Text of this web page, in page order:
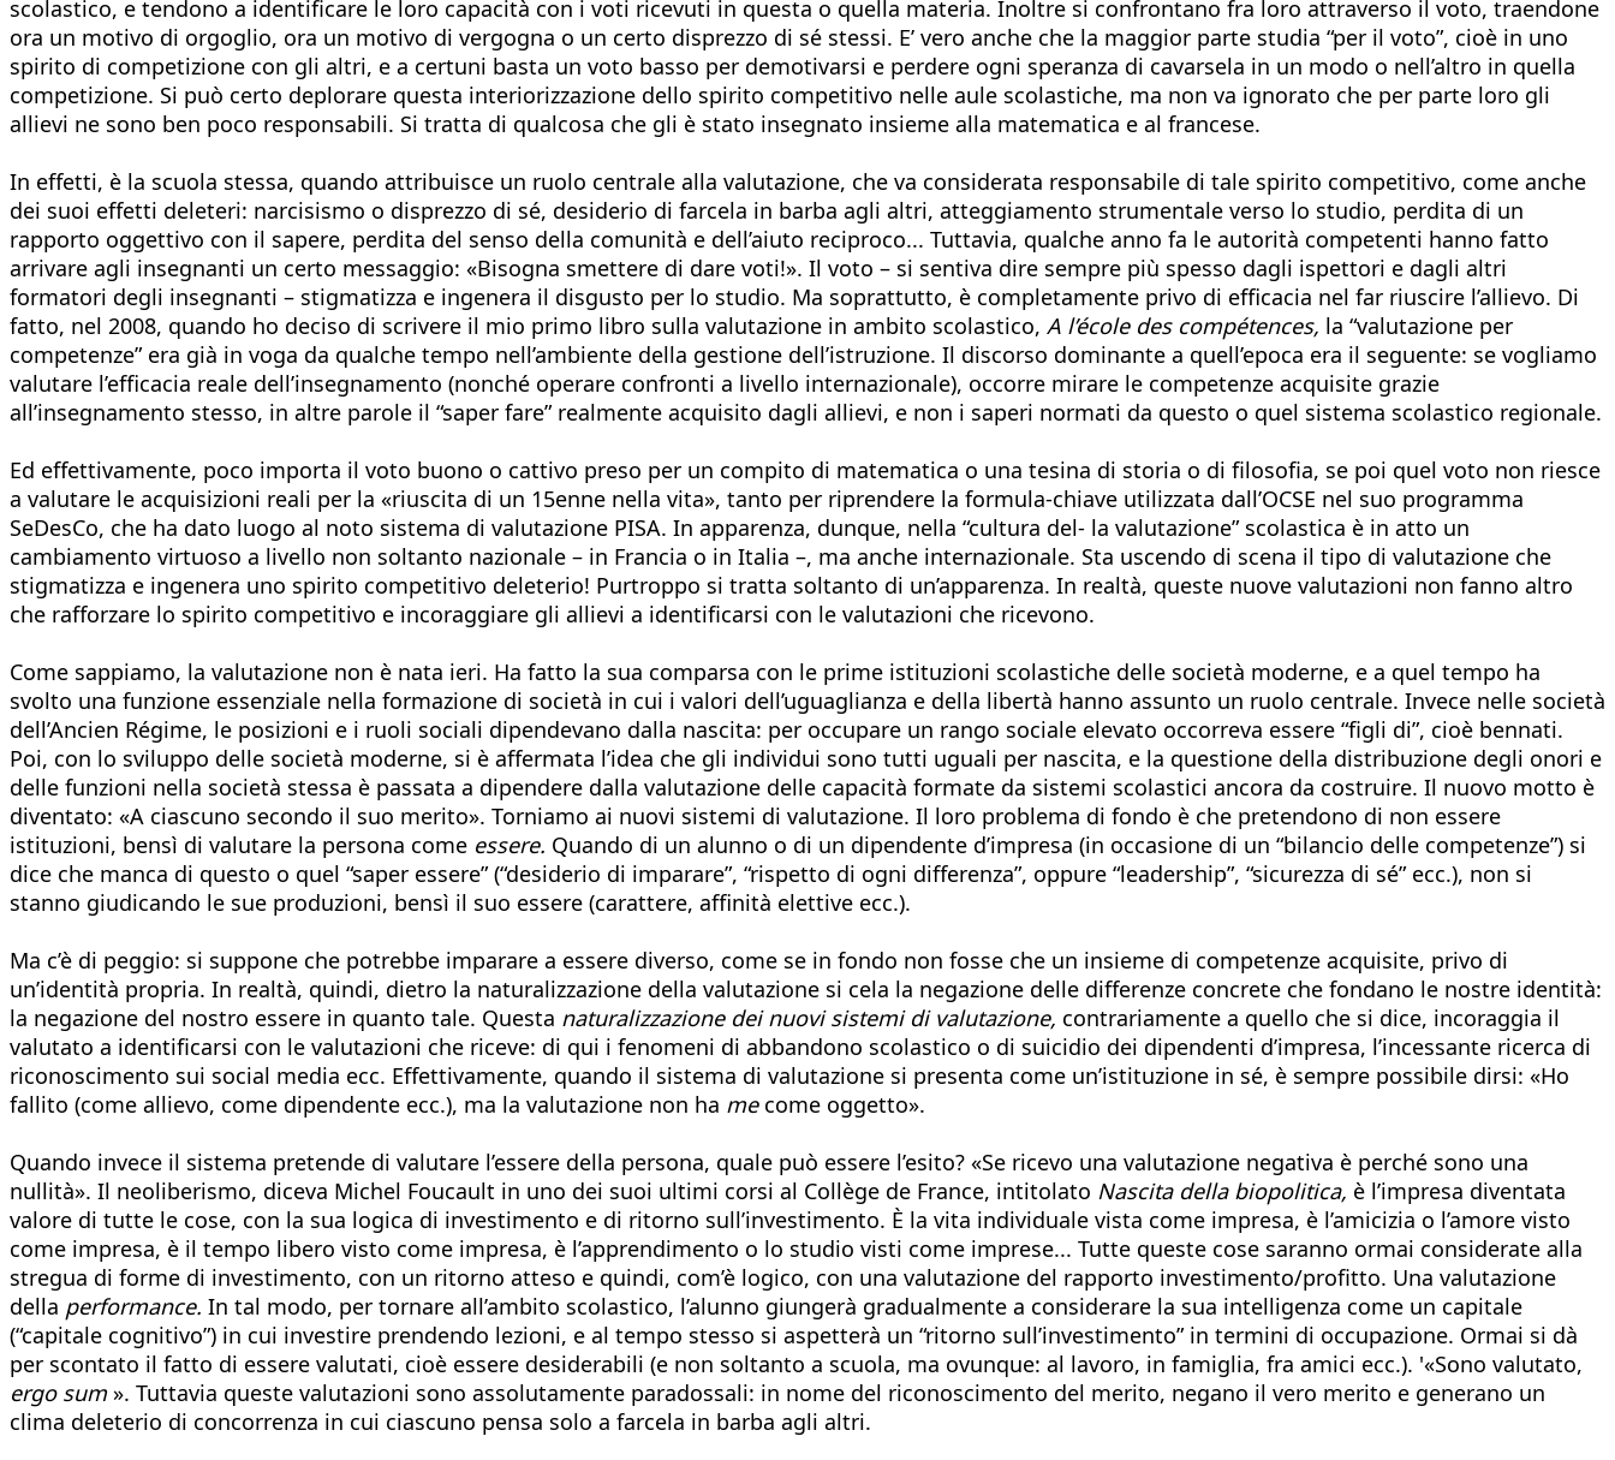
scolastico, e tendono a identificare le loro capacità con i voti ricevuti in questa o quella materia. Inoltre si confrontano fra loro attraverso il voto, traendone
ora un motivo di orgoglio, ora un motivo di vergogna o un certo disprezzo di sé stessi. E’ vero anche che la maggior parte studia “per il voto”, cioè in uno
spirito di competizione con gli altri, e a certuni basta un voto basso per demotivarsi e perdere ogni speranza di cavarsela in un modo o nell’altro in quella
competizione. Si può certo deplorare questa interiorizzazione dello spirito competitivo nelle aule scolastiche, ma non va ignorato che per parte loro gli
allievi ne sono ben poco responsabili. Si tratta di qualcosa che gli è stato insegnato insieme alla matematica e al francese.
In effetti, è la scuola stessa, quando attribuisce un ruolo centrale alla valutazione, che va considerata responsabile di tale spirito competitivo, come anche
dei suoi effetti deleteri: narcisismo o disprezzo di sé, desiderio di farcela in barba agli altri, atteggiamento strumentale verso lo studio, perdita di un
rapporto oggettivo con il sapere, perdita del senso della comunità e dell’aiuto reciproco... Tuttavia, qualche anno fa le autorità competenti hanno fatto
arrivare agli insegnanti un certo messaggio: «Bisogna smettere di dare voti!». Il voto – si sentiva dire sempre più spesso dagli ispettori e dagli altri
formatori degli insegnanti – stigmatizza e ingenera il disgusto per lo studio. Ma soprattutto, è completamente privo di efficacia nel far riuscire l’allievo. Di
fatto, nel 2008, quando ho deciso di scrivere il mio primo libro sulla valutazione in ambito scolastico, A l’école des compétences, la “valutazione per
competenze” era già in voga da qualche tempo nell’ambiente della gestione dell’istruzione. Il discorso dominante a quell’epoca era il seguente: se vogliamo
valutare l’efficacia reale dell’insegnamento (nonché operare confronti a livello internazionale), occorre mirare le competenze acquisite grazie
all’insegnamento stesso, in altre parole il “saper fare” realmente acquisito dagli allievi, e non i saperi normati da questo o quel sistema scolastico regionale.
Ed effettivamente, poco importa il voto buono o cattivo preso per un compito di matematica o una tesina di storia o di filosofia, se poi quel voto non riesce
a valutare le acquisizioni reali per la «riuscita di un 15enne nella vita», tanto per riprendere la formula-chiave utilizzata dall’OCSE nel suo programma
SeDesCo, che ha dato luogo al noto sistema di valutazione PISA. In apparenza, dunque, nella “cultura del- la valutazione” scolastica è in atto un
cambiamento virtuoso a livello non soltanto nazionale – in Francia o in Italia –, ma anche internazionale. Sta uscendo di scena il tipo di valutazione che
stigmatizza e ingenera uno spirito competitivo deleterio! Purtroppo si tratta soltanto di un’apparenza. In realtà, queste nuove valutazioni non fanno altro
che rafforzare lo spirito competitivo e incoraggiare gli allievi a identificarsi con le valutazioni che ricevono.
Come sappiamo, la valutazione non è nata ieri. Ha fatto la sua comparsa con le prime istituzioni scolastiche delle società moderne, e a quel tempo ha
svolto una funzione essenziale nella formazione di società in cui i valori dell’uguaglianza e della libertà hanno assunto un ruolo centrale. Invece nelle società
dell’Ancien Régime, le posizioni e i ruoli sociali dipendevano dalla nascita: per occupare un rango sociale elevato occorreva essere “figli di”, cioè bennati.
Poi, con lo sviluppo delle società moderne, si è affermata l’idea che gli individui sono tutti uguali per nascita, e la questione della distribuzione degli onori e
delle funzioni nella società stessa è passata a dipendere dalla valutazione delle capacità formate da sistemi scolastici ancora da costruire. Il nuovo motto è
diventato: «A ciascuno secondo il suo merito». Torniamo ai nuovi sistemi di valutazione. Il loro problema di fondo è che pretendono di non essere
istituzioni, bensì di valutare la persona come essere. Quando di un alunno o di un dipendente d’impresa (in occasione di un “bilancio delle competenze”) si
dice che manca di questo o quel “saper essere” (“desiderio di imparare”, “rispetto di ogni differenza”, oppure “leadership”, “sicurezza di sé” ecc.), non si
stanno giudicando le sue produzioni, bensì il suo essere (carattere, affinità elettive ecc.).
Ma c’è di peggio: si suppone che potrebbe imparare a essere diverso, come se in fondo non fosse che un insieme di competenze acquisite, privo di
un’identità propria. In realtà, quindi, dietro la naturalizzazione della valutazione si cela la negazione delle differenze concrete che fondano le nostre identità:
la negazione del nostro essere in quanto tale. Questa naturalizzazione dei nuovi sistemi di valutazione, contrariamente a quello che si dice, incoraggia il
valutato a identificarsi con le valutazioni che riceve: di qui i fenomeni di abbandono scolastico o di suicidio dei dipendenti d’impresa, l’incessante ricerca di
riconoscimento sui social media ecc. Effettivamente, quando il sistema di valutazione si presenta come un’istituzione in sé, è sempre possibile dirsi: «Ho
fallito (come allievo, come dipendente ecc.), ma la valutazione non ha mecome oggetto».
Quando invece il sistema pretende di valutare l’essere della persona, quale può essere l’esito? «Se ricevo una valutazione negativa è perché sono una
nullità». Il neoliberismo, diceva Michel Foucault in uno dei suoi ultimi corsi al Collège de France, intitolato Nascita della biopolitica, è l’impresa diventata
valore di tutte le cose, con la sua logica di investimento e di ritorno sull’investimento. È la vita individuale vista come impresa, è l’amicizia o l’amore visto
come impresa, è il tempo libero visto come impresa, è l’apprendimento o lo studio visti come imprese... Tutte queste cose saranno ormai considerate alla
stregua di forme di investimento, con un ritorno atteso e quindi, com’è logico, con una valutazione del rapporto investimento/profitto. Una valutazione
della performance. In tal modo, per tornare all’ambito scolastico, l’alunno giungerà gradualmente a considerare la sua intelligenza come un capitale
(“capitale cognitivo”) in cui investire prendendo lezioni, e al tempo stesso si aspetterà un “ritorno sull’investimento” in termini di occupazione. Ormai si dà
per scontato il fatto di essere valutati, cioè essere desiderabili (e non soltanto a scuola, ma ovunque: al lavoro, in famiglia, fra amici ecc.). '«Sono valutato,
ergo sum». Tuttavia queste valutazioni sono assolutamente paradossali: in nome del riconoscimento del merito, negano il vero merito e generano un
clima deleterio di concorrenza in cui ciascuno pensa solo a farcela in barba agli altri.